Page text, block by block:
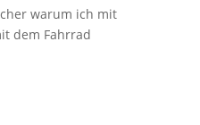
warum ich mit
dem Fahrrad